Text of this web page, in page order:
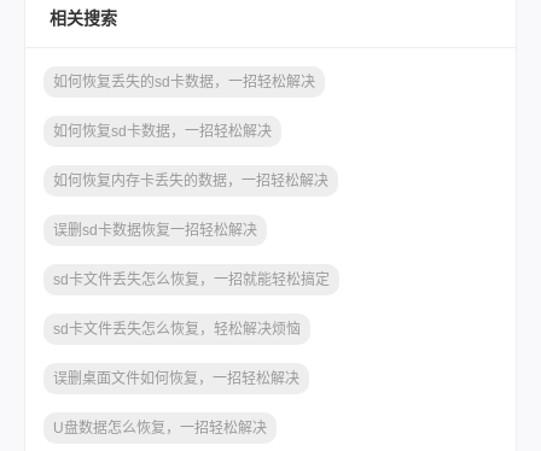
相关搜索
如何恢复丢失的sd卡数据，一招轻松解决
如何恢复sd卡数据，一招轻松解决
如何恢复内存卡丢失的数据，一招轻松解决
误删sd卡数据恢复一招轻松解决
sd卡文件丢失怎么恢复，一招就能轻松搞定
sd卡文件丢失怎么恢复，轻松解决烦恼
误删桌面文件如何恢复，一招轻松解决
U盘数据怎么恢复，一招轻松解决